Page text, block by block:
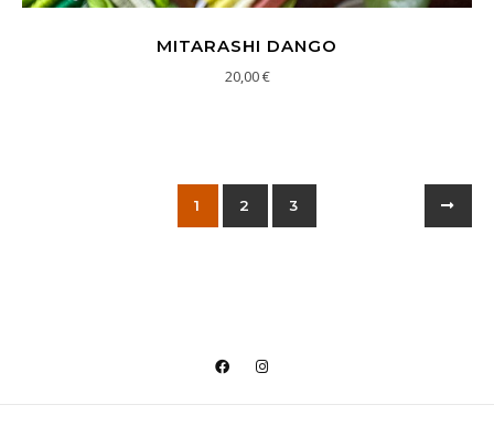
MITARASHI DANGO
20,00€
1 2 3